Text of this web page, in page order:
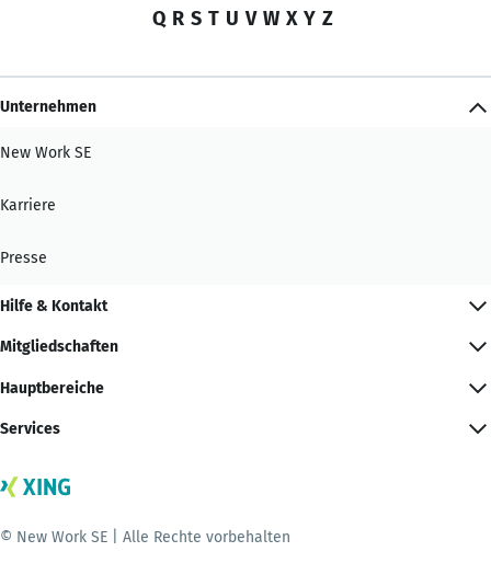
Q R S T U V W X Y Z
Unternehmen
New Work SE
Karriere
Presse
Hilfe & Kontakt
Mitgliedschaften
Hauptbereiche
Services
© New Work SE | Alle Rechte vorbehalten